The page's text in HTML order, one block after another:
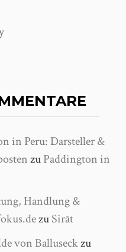
in Peru: Darsteller &
zuPaddington in
Handlung &
zuSirāt
von Balluseckzu